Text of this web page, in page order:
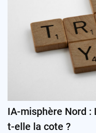
IA-misphère Nord :
t-elle la cote ?